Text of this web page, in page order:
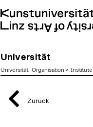
Universität
Universität: Organisation > Institute
Zurück